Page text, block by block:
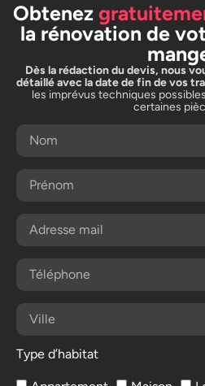
Obtenez
la rénovation de
Dès la rédaction du devis, nous
détaillé avec la date de fin de vos
les imprévus techniques
certaines
Type d’habitat